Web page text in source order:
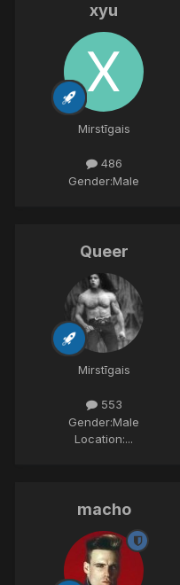
xyu
Mirstīgais
486
Gender:Male
Queer
Mirstīgais
553
Gender:Male
Location:...
macho